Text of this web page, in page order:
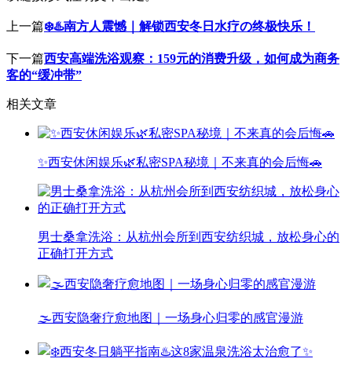
上一篇❄️♨️南方人震憾｜解锁西安冬日水疗の终极快乐！
下一篇西安高端洗浴观察：159元的消费升级，如何成为商务
客的“缓冲带”
相关文章
✨西安休闲娱乐🌿私密SPA秘境｜不来真的会后悔🚗
男士桑拿洗浴：从杭州会所到西安纺织城，放松身心的
正确打开方式
🌫️西安隐奢疗愈地图｜一场身心归零的感官漫游